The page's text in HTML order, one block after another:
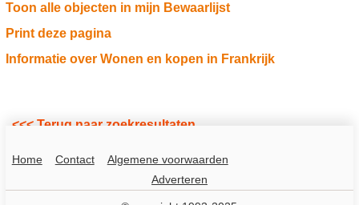
Toon alle objecten in mijn Bewaarlijst
Print deze pagina
Informatie over Wonen en kopen in Frankrijk
<<< Terug naar zoekresultaten
Home Contact
Algemene voorwaarden
Adverteren